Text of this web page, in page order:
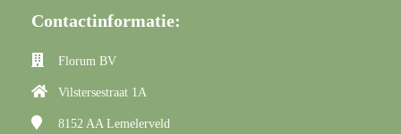
Contactinformatie:
Florum BV
Vilstersestraat 1A
8152 AA Lemelerveld